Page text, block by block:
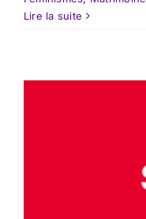
Lire la suite